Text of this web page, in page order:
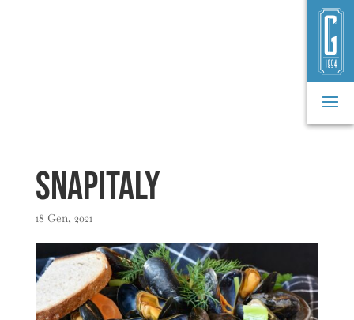
Snapitaly
18 Gen, 2021